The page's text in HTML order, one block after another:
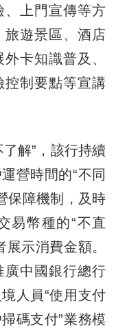
、上門宣傳等方
旅遊景區、酒店
卡知識普及、
控制要點等宣講
解”，該行持續
營時間的“不同
保障機制，及時
易幣種的“不直
示消費金額。
廣中國銀行總行
人員“使用支付
碼支付”業務模